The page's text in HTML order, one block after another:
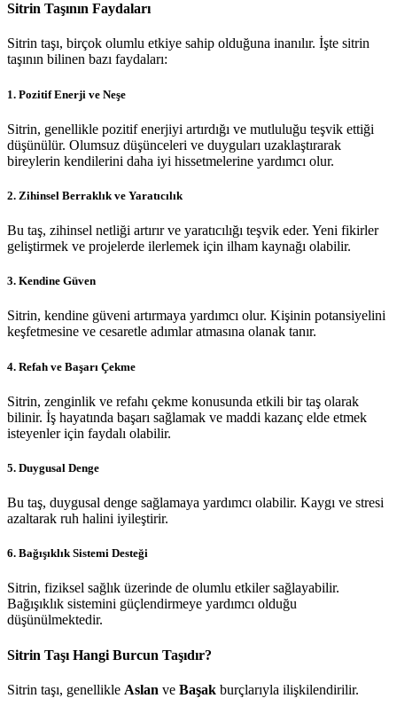
Sitrin Taşının Faydaları
Sitrin taşı, birçok olumlu etkiye sahip olduğuna inanılır. İşte sitrin
taşının bilinen bazı faydaları:
1. Pozitif Enerji ve Neşe
Sitrin, genellikle pozitif enerjiyi artırdığı ve mutluluğu teşvik ettiği
düşünülür. Olumsuz düşünceleri ve duyguları uzaklaştırarak
bireylerin kendilerini daha iyi hissetmelerine yardımcı olur.
2. Zihinsel Berraklık ve Yaratıcılık
Bu taş, zihinsel netliği artırır ve yaratıcılığı teşvik eder. Yeni fikirler
geliştirmek ve projelerde ilerlemek için ilham kaynağı olabilir.
3. Kendine Güven
Sitrin, kendine güveni artırmaya yardımcı olur. Kişinin potansiyelini
keşfetmesine ve cesaretle adımlar atmasına olanak tanır.
4. Refah ve Başarı Çekme
Sitrin, zenginlik ve refahı çekme konusunda etkili bir taş olarak
bilinir. İş hayatında başarı sağlamak ve maddi kazanç elde etmek
isteyenler için faydalı olabilir.
5. Duygusal Denge
Bu taş, duygusal denge sağlamaya yardımcı olabilir. Kaygı ve stresi
azaltarak ruh halini iyileştirir.
6. Bağışıklık Sistemi Desteği
Sitrin, fiziksel sağlık üzerinde de olumlu etkiler sağlayabilir.
Bağışıklık sistemini güçlendirmeye yardımcı olduğu
düşünülmektedir.
Sitrin Taşı Hangi Burcun Taşıdır?
Sitrin taşı, genellikle Aslan ve Başak burçlarıyla ilişkilendirilir.